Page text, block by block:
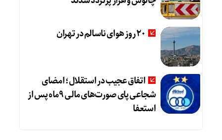
20 روز هوای ناسالم در تهران
اتفاق عجیب در استقلال؛ امضای
شجاعی پای صورت‌های مالی ٩ماه پس از
استعفا